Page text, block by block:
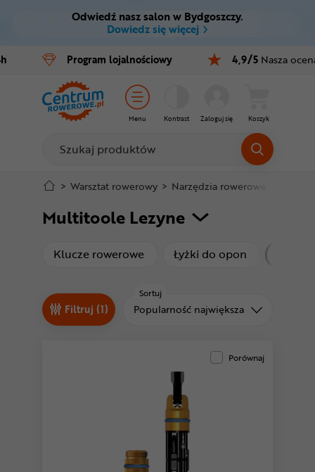
Ctrl M
Menu główne
Filtry
Produkty
Stopka
Mapa strony
Odwiedź nasz salon w Bydgoszczy.
Dowiedz się więcej
Program lojalnościowy 4,9/5 Nasza
Menu Kontrast Zaloguj się Koszyk
Rowery
E-bike
Części
Akcesoria
Odzież
Kaski
Buty
Odżywki
> Warsztat rowerowy > Narzędzia rowerowe
Multitoole Lezyne
Klucze rowerowe produktyŁyżki do opon produkty
Filtruj (1)
Sortuj
Sortuj od
Popularność największa
Porównaj